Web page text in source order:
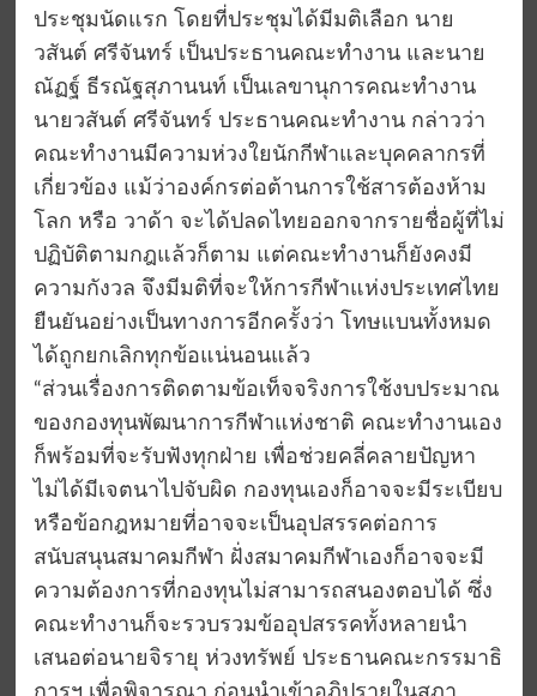
ประชุมนัดแรก โดยที่ประชุมได้มีมติเลือก นาย
วสันต์ ศรีจันทร์ เป็นประธานคณะทำงาน และนาย
ณัฏฐ์ ธีรณัฐสุภานนท์ เป็นเลขานุการคณะทำงาน
นายวสันต์ ศรีจันทร์ ประธานคณะทำงาน กล่าวว่า
คณะทำงานมีความห่วงใยนักกีฬาและบุคคลากรที่
เกี่ยวข้อง แม้ว่าองค์กรต่อต้านการใช้สารต้องห้าม
โลก หรือ วาด้า จะได้ปลดไทยออกจากรายชื่อผู้ที่ไม่
ปฏิบัติตามกฎแล้วก็ตาม แต่คณะทำงานก็ยังคงมี
ความกังวล จึงมีมติที่จะให้การกีฬาแห่งประเทศไทย
ยืนยันอย่างเป็นทางการอีกครั้งว่า โทษแบนทั้งหมด
ได้ถูกยกเลิกทุกข้อแน่นอนแล้ว
“ส่วนเรื่องการติดตามข้อเท็จจริงการใช้งบประมาณ
ของกองทุนพัฒนาการกีฬาแห่งชาติ คณะทำงานเอง
ก็พร้อมที่จะรับฟังทุกฝ่าย เพื่อช่วยคลี่คลายปัญหา
ไม่ได้มีเจตนาไปจับผิด กองทุนเองก็อาจจะมีระเบียบ
หรือข้อกฎหมายที่อาจจะเป็นอุปสรรคต่อการ
สนับสนุนสมาคมกีฬา ฝั่งสมาคมกีฬาเองก็อาจจะมี
ความต้องการที่กองทุนไม่สามารถสนองตอบได้ ซึ่ง
คณะทำงานก็จะรวบรวมข้ออุปสรรคทั้งหลายนำ
เสนอต่อนายจิรายุ ห่วงทรัพย์ ประธานคณะกรรมาธิ